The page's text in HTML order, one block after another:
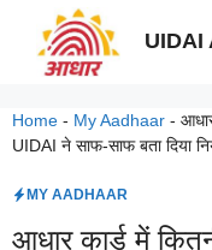
UIDAI
Home - My Aadhaar -
UIDAI ने साफ-साफ बता दिया
MY AADHAAR
आधार कार्ड में